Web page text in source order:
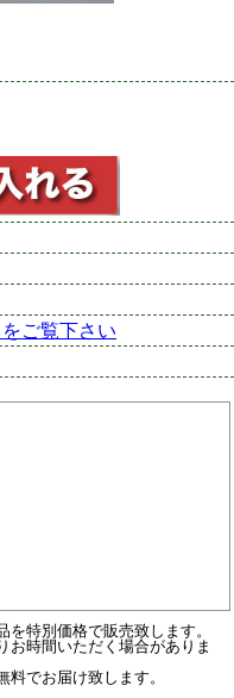
ご覧下さい
特別価格で販売致します。
お時間いただく場合がありま
でお届け致します。